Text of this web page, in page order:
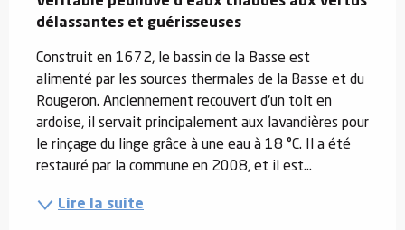
délassantes et guérisseuses
Construit en 1672, le bassin de la Basse est
alimenté par les sources thermales de la Basse et du
Rougeron. Anciennement recouvert d'un toit en
ardoise, il servait principalement aux lavandières pour
le rinçage du linge grâce à une eau à 18 °C. Il a été
restauré par la commune en 2008, et il est...
Lire la suite